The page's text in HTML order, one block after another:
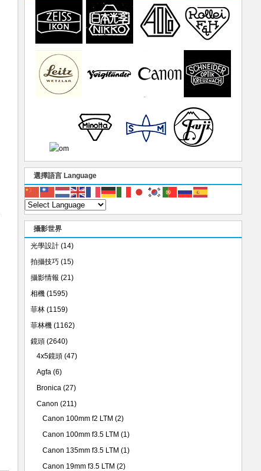
選擇語言 Language
攝影世界
光學設計 (14)
拍攝技巧 (15)
攝影情報 (21)
相機 (1595)
菲林 (1159)
菲林機 (1162)
鏡頭 (2640)
4x5鏡頭 (47)
Agfa (6)
Bronica (27)
Canon (211)
Canon 100mm f2 LTM (2)
Canon 100mm f3.5 LTM (1)
Canon 135mm f3.5 LTM (1)
Canon 19mm f3.5 LTM (2)